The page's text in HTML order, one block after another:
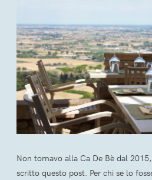
Non tornavo alla Ca De Bè dal
scritto questo post. Per chi se lo